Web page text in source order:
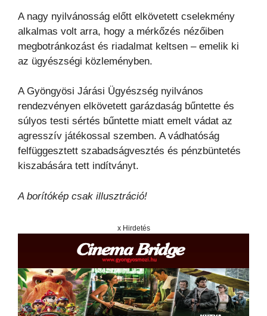
A nagy nyilvánosság előtt elkövetett cselekmény
alkalmas volt arra, hogy a mérkőzés nézőiben
megbotránkozást és riadalmat keltsen – emelik ki
az ügyészségi közleményben.
A Gyöngyösi Járási Ügyészség nyilvános
rendezvényen elkövetett garázdaság bűntette és
súlyos testi sértés bűntette miatt emelt vádat az
agresszív játékossal szemben. A vádhatóság
felfüggesztett szabadságvesztés és pénzbüntetés
kiszabására tett indítványt.
A borítókép csak illusztráció!
x Hirdetés